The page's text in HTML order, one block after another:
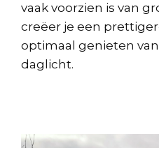
vaak voorzien is van
creëer je een
optimaal genieten
daglicht.